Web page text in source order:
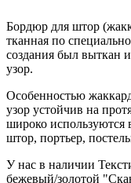
Бордюр для штор
тканная по
создания был выткан
узор.
Особенностью
узор устойчив на
широко используются
штор, портьер,
У нас в наличии
бежевый/золотой